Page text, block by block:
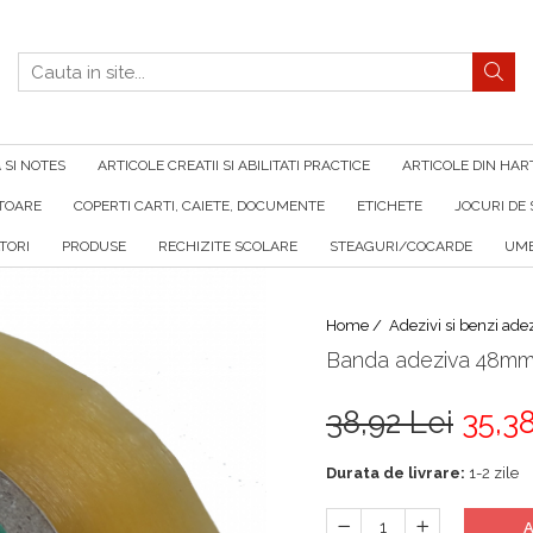
NOTES ARTICOLE CREATII SI ABILITATI PRACTICE ARTICOLE DIN
COPERTI CARTI, CAIETE, DOCUMENTE ETICHETE JOCURI DE
PRODUSE RECHIZITE SCOLARE STEAGURI/COCARDE
Home / Adezivi si benzi
Banda adeziva
38,92 Lei
Durata de livrare: 1-2 zile